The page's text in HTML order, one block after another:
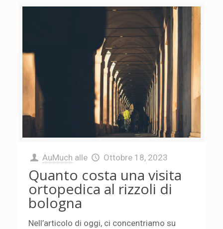
AuMuch alle Ottobre 18, 2023
Quanto costa una visita
ortopedica al rizzoli di
bologna
Nell’articolo di oggi, ci concentriamo su